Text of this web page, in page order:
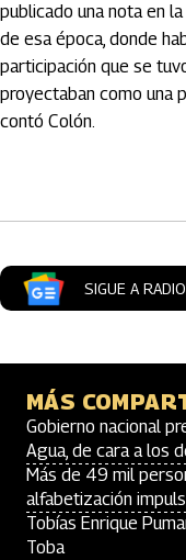
publicado una nota en
de esa época, donde
participación que se
proyectaban como una
contó Colón.
SIGUE A
MÁS
Gobierno nacional
Agua, de cara a los
Más de 49 mil
alfabetización
Tobías Enrique
Toba